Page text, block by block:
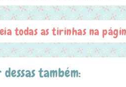
todas as tirinhas na
também: